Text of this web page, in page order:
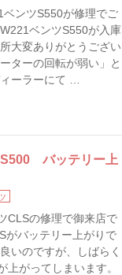
ンツS550が修理でご
ベンツS550が入庫
大変ありがとうござい
ターの回転が弱い」と
ーラーにて …
バッテリー上
CLSの修理で御来店で
バッテリー上がりで
いのですが、しばらく
上がってしまいます。